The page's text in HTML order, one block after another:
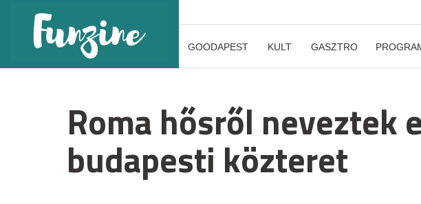
GOODAPEST KULT GASZTRO
Roma hősről neveztek
budapesti közteret